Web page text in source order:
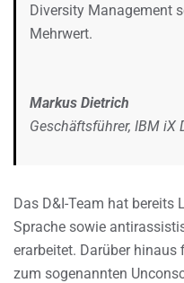
Diversity Management
Mehrwert.
Markus Dietrich
Geschäftsführer, IBM iX
Das D&I-Team hat bereits
Sprache sowie
erarbeitet. Darüber
zum sogenannten